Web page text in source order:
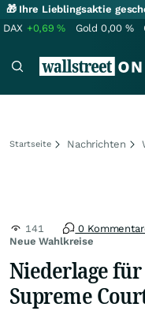
🎁 Ihre Lieblingsaktie
DAX +0,69% Gold 0,00 %
Startseite Nachrichten
Neue Wahlkreise
141 0
Niederlage
Supreme